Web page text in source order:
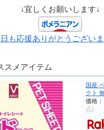
↓宜しくお願いします↓
も応援ありがとうございま
スメアイテム
国産
クト
価格
点)